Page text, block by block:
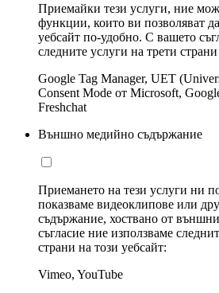
Приемайки тези услуги, ние
функции, които ви позволяват
уебсайт по-удобно. С вашето
следните услуги на трети
Google Tag Manager, UET
Consent Mode от Microsoft,
Freshchat
Външно медийно съдържание
Приемането на тези услуги ни
показваме видеоклипове или
съдържание, хоствано от
съгласие ние използваме
страни на този уебсайт:
Vimeo, YouTube